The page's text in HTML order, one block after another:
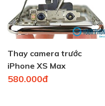
Thay camera trước
iPhone XS Max
580.000đ